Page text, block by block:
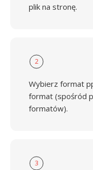
plik na stronę.
2
Wybierz format
format (spośród
formatów).
3